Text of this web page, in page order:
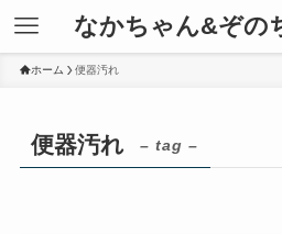
なかちゃん&ぞの
ホーム 便器汚れ
便器汚れ – tag –